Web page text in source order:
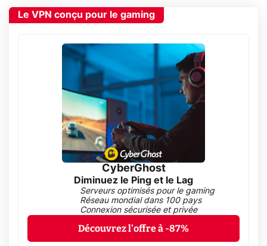
Le VPN conçu pour le gaming
CyberGhost
Diminuez le Ping et le Lag
Serveurs optimisés pour le gaming
Réseau mondial dans 100 pays
Connexion sécurisée et privée
Découvrez l'offre à -87%